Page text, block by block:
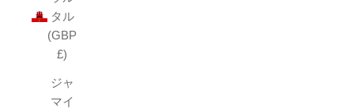
タル
(GBP
£)
ジャ
マイ